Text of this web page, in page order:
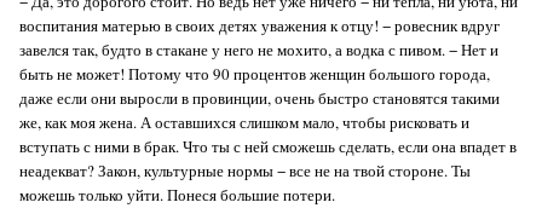
воспитания матерью в своих детях уважения к отцу! − ровесник вдруг
завелся так, будто в стакане у него не мохито, а водка с пивом. − Нет и
быть не может! Потому что 90 процентов женщин большого города,
даже если они выросли в провинции, очень быстро становятся такими
же, как моя жена. А оставшихся слишком мало, чтобы рисковать и
вступать с ними в брак. Что ты с ней сможешь сделать, если она впадет в
неадекват? Закон, культурные нормы − все не на твой стороне. Ты
можешь только уйти. Понеся большие потери.